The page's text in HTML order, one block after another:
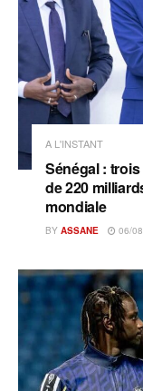
A L'INSTANT
Sénégal :
de 220
mondiale
BY ASSANE 06/